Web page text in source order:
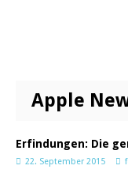
Apple
Erfindungen: Die
22. September 2015